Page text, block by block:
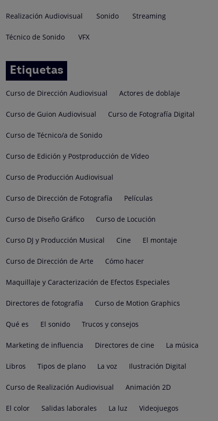
Realización Audiovisual Sonido Streaming
Técnico de Sonido VFX
Etiquetas
Curso de Dirección Audiovisual Actores de doblaje
Curso de Guion Audiovisual Curso de Fotografía Digital
Curso de Técnico/a de Sonido
Curso de Edición y Postproducción de Vídeo
Curso de Producción Audiovisual
Curso de Dirección de Fotografía Películas
Curso de Diseño Gráfico Curso de Locución
Curso DJ y Producción Musical Cine El montaje
Curso de Dirección de Arte Cómo hacer
Maquillaje y Caracterización de Efectos Especiales
Directores de fotografía Curso de Motion Graphics
Qué es El sonido Trucos y consejos
Marketing de influencia Directores de cine La música
Libros Tipos de plano La voz Ilustración Digital
Curso de Realización Audiovisual Animación 2D
El color Salidas laborales La luz Videojuegos